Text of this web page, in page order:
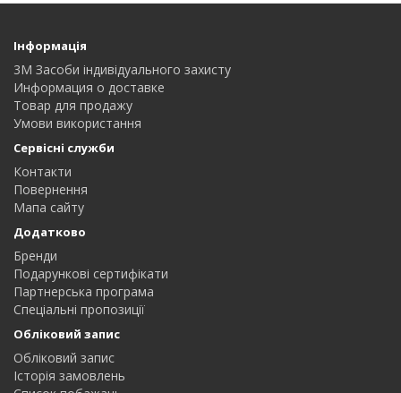
Інформація
3M Засоби індивідуального захисту
Информация о доставке
Товар для продажу
Умови використання
Сервісні служби
Контакти
Повернення
Мапа сайту
Додатково
Бренди
Подарункові сертифікати
Партнерська програма
Спеціальні пропозиції
Обліковий запис
Обліковий запис
Історія замовлень